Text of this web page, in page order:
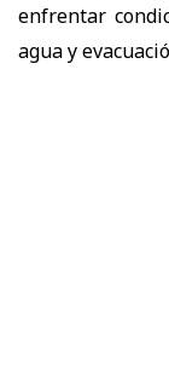
enfrentar
agua y